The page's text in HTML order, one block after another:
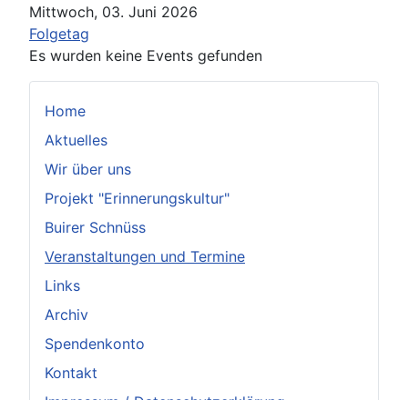
Home
Aktuelles
Wir über uns
Projekt "Erinnerungskultur"
Buirer Schnüss
Veranstaltungen und Termine
Links
Archiv
Spendenkonto
Kontakt
Mittwoch, 03. Juni 2026
Folgetag
Es wurden keine Events gefunden